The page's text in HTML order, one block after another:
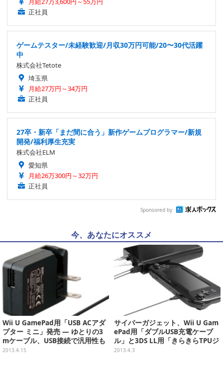
正社員
ゲームテスター/未経験歓迎/月収30万円可能/20〜30代活躍
中
株式会社Tetote
埼玉県
月給27万円～34万円
正社員
27卒・新卒「まだ間に合う」新作ゲームプログラマー/新規
開発/福利厚生充実
株式会社ELM
愛知県
月給26万300円～32万円
正社員
Sponsored by
今、あなたにオススメ
Wii U GamePad用「USB ACアダ
プター ミニ」発売 ― ゆとりの3
mケーブル、USB接続で汎用性も
確保
2013.4.15
サイバーガジェット、Wii U Gam
ePad用「ダブルUSB充電ケーブ
ル」と3DS LL用「きらきらTPUジ
ャケット」発売
2013.4.3